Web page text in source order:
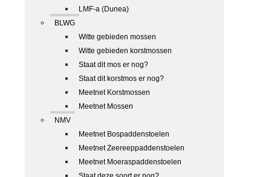
LMF-a (Dunea)
BLWG
Witte gebieden mossen
Witte gebieden korstmossen
Staat dit mos er nog?
Staat dit korstmos er nog?
Meetnet Korstmossen
Meetnet Mossen
NMV
Meetnet Bospaddenstoelen
Meetnet Zeereeppaddenstoelen
Meetnet Moeraspaddenstoelen